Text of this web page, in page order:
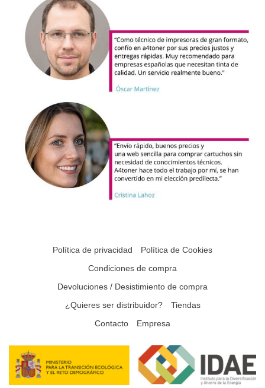
Política de privacidad
Política de Cookies
Condiciones de compra
Devoluciones / Desistimiento de compra
¿Quieres ser distribuidor?
Tiendas
Contacto
Empresa